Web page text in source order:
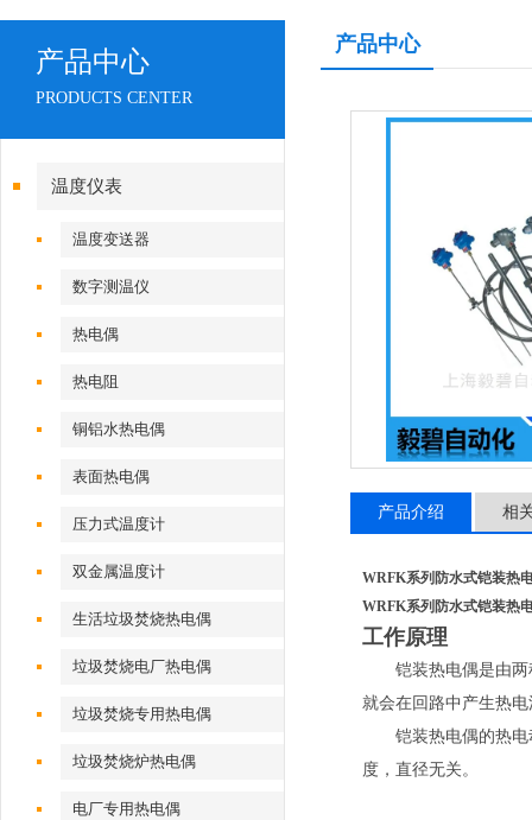
产品中心
PRODUCTS CENTER
温度仪表
温度变送器
数字测温仪
热电偶
热电阻
铜铝水热电偶
表面热电偶
压力式温度计
双金属温度计
生活垃圾焚烧热电偶
垃圾焚烧电厂热电偶
垃圾焚烧专用热电偶
垃圾焚烧炉热电偶
电厂专用热电偶
产品中心
产品介绍 相
WRFK系列防水式铠装热
WRFK系列防水式铠装热
工作原理
铠装热电偶是由两种
就会在回路中产生热
铠装热电偶的热电动
度，直径无关。